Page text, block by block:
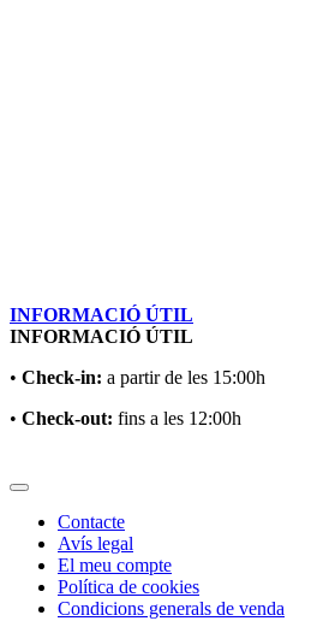
INFORMACIÓ ÚTIL
INFORMACIÓ ÚTIL
• Check-in: a partir de les 15:00h
• Check-out: fins a les 12:00h
Contacte
Avís legal
El meu compte
Política de cookies
Condicions generals de venda